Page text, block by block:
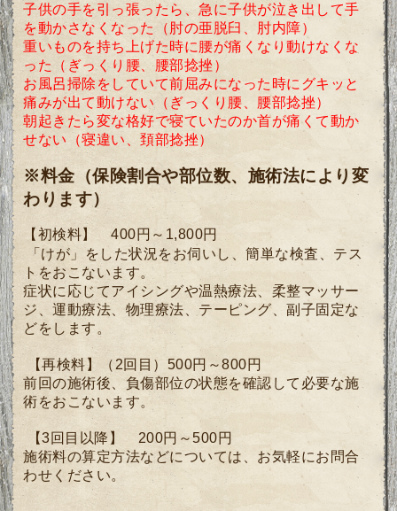
子供の手を引っ張ったら、急に子供が泣き出して手
を動かさなくなった（肘の亜脱臼、肘内障）
重いものを持ち上げた時に腰が痛くなり動けなくな
った（ぎっくり腰、腰部捻挫）
お風呂掃除をしていて前屈みになった時にグキッと
痛みが出て動けない（ぎっくり腰、腰部捻挫）
朝起きたら変な格好で寝ていたのか首が痛くて動か
せない（寝違い、頚部捻挫）
※料金（保険割合や部位数、施術法により変
わります）
【初検料】 400円～1,800円
「けが」をした状況をお伺いし、簡単な検査、テス
トをおこないます。
症状に応じてアイシングや温熱療法、柔整マッサー
ジ、運動療法、物理療法、テーピング、副子固定な
どをします。
【再検料】（2回目）500円～800円
前回の施術後、負傷部位の状態を確認して必要な施
術をおこないます。
【3回目以降】 200円～500円
施術料の算定方法などについては、お気軽にお問合
わせください。